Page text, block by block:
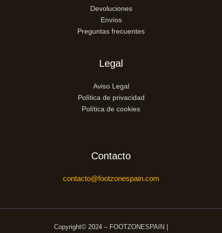
Devoluciones
Envíos
Preguntas frecuentes
Legal
Aviso Legal
Política de privacidad
Política de cookies
Contacto
contacto@footzonespain.com
Copyright© 2024 – FOOTZONESPAIN |